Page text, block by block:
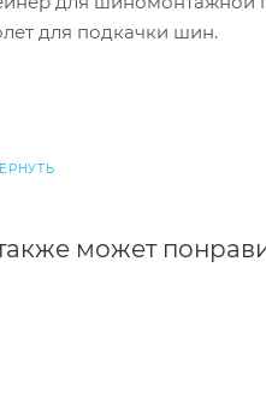
для подкачки шин.
может